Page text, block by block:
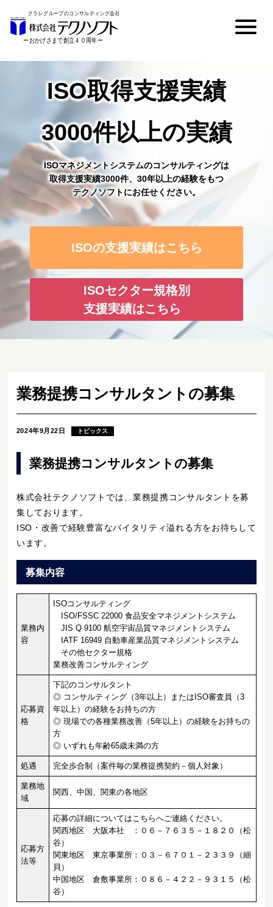
ISO取得支援実績
3000件以上の実績
ISOマネジメントシステムのコンサルティングは
取得支援実績3000件、30年以上の経験をもつ
テクノソフトにお任せください。
ISOの支援実績はこちら
ISOセクター規格別
支援実績はこちら
業務提携コンサルタントの募集
2024年9月22日 トピックス
業務提携コンサルタントの募集
株式会社テクノソフトでは、業務提携コンサルタントを募
集しております。
ISO・改善で経験豊富なバイタリティ溢れる方をお待ちして
います。
募集内容
業務内
容
ISOコンサルティング
ISO/FSSC 22000 食品安全マネジメントシステム
JIS Q 9100 航空宇宙品質マネジメントシステム
IATF 16949 自動車産業品質マネジメントシステム
その他セクター規格
業務改善コンサルティング
応募資
格
下記のコンサルタント
◎ コンサルティング（3年以上）またはISO審査員（3
年以上）の経験をお持ちの方
◎ 現場での各種業務改善（5年以上）の経験をお持ちの
方
◎ いずれも年齢65歳未満の方
処遇 完全歩合制（案件毎の業務提携契約－個人対象）
業務地
域
関西、中国、関東の各地区
応募方
法等
応募の詳細についてはこちらへご連絡ください。
関西地区 大阪本社 ：０６－７６３５－１８２０（松
谷）
関東地区 東京事業所：０３－６７０１－２３３９（細
貝）
中国地区 倉敷事業所：０８６－４２２－９３１５（松
谷）